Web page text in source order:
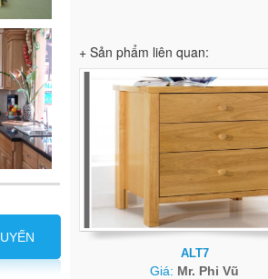
+ Sản phẩm liên quan:
ALT7
Giá: Mr. Phi Vũ